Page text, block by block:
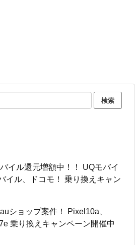
イル還元増額中！！ UQモバイ
イル、ドコモ！ 乗り換えキャン
ショップ案件！ Pixel10a、
乗り換えキャンペーン開催中